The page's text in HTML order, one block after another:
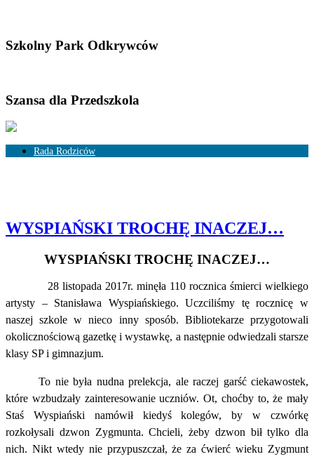
Szkolny Park Odkrywców
Szansa dla Przedszkola
Rada Rodziców
WYSPIAŃSKI TROCHĘ INACZEJ…
WYSPIAŃSKI TROCHĘ INACZEJ…
28 listopada 2017r. minęła 110 rocznica śmierci wielkiego
artysty – Stanisława Wyspiańskiego. Uczciliśmy tę rocznicę w
naszej szkole w nieco inny sposób. Bibliotekarze przygotowali
okolicznościową gazetkę i wystawkę, a następnie odwiedzali starsze
klasy SP i gimnazjum.
To nie była nudna prelekcja, ale raczej garść ciekawostek,
które wzbudzały zainteresowanie uczniów. Ot, choćby to, że mały
Staś Wyspiański namówił kiedyś kolegów, by w czwórkę
rozkołysali dzwon Zygmunta. Chcieli, żeby dzwon bił tylko dla
nich. Nikt wtedy nie przypuszczał, że za ćwierć wieku Zygmunt